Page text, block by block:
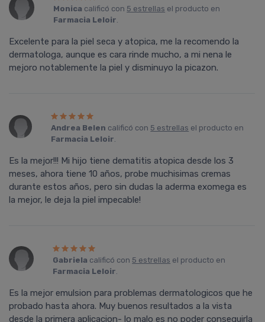
Monica calificó con 5 estrellas el producto en
Farmacia Leloir.
Excelente para la piel seca y atopica, me la recomendo la
dermatologa, aunque es cara rinde mucho, a mi nena le
mejoro notablemente la piel y disminuyo la picazon.
Andrea Belen calificó con 5 estrellas el producto en
Farmacia Leloir.
Es la mejor!!! Mi hijo tiene dematitis atopica desde los 3
meses, ahora tiene 10 años, probe muchisimas cremas
durante estos años, pero sin dudas la aderma exomega es
la mejor, le deja la piel impecable!
Gabriela calificó con 5 estrellas el producto en
Farmacia Leloir.
Es la mejor emulsion para problemas dermatologicos que he
probado hasta ahora. Muy buenos resultados a la vista
desde la primera aplicacion- lo malo es no poder conseguirla